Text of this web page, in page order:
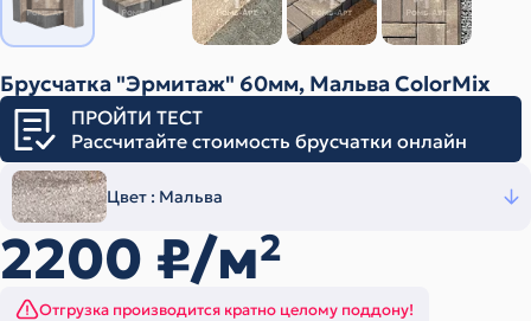
Брусчатка "Эрмитаж" 60мм, Мальва ColorMix
ПРОЙТИ ТЕСТ
Рассчитайте стоимость брусчатки онлайн
Цвет : Мальва
2200 ₽/м2
Отгрузка производится кратно целому поддону!